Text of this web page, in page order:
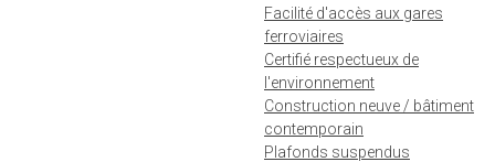
Facilité d'accès aux gares
ferroviaires
Certifié respectueux de
l'environnement
Construction neuve / bâtiment
contemporain
Plafonds suspendus